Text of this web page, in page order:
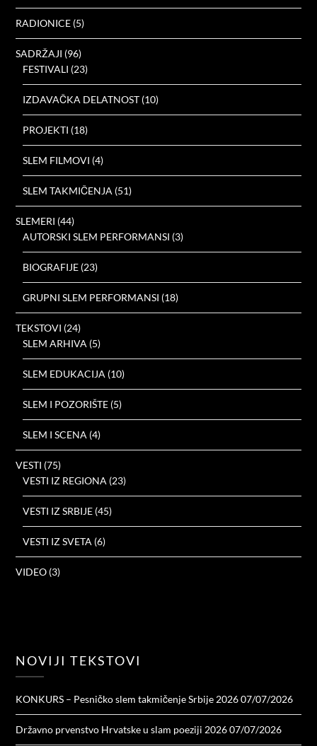
RADIONICE (5)
SADRŽAJI (96)
FESTIVALI (23)
IZDAVAČKA DELATNOST (10)
PROJEKTI (18)
SLEM FILMOVI (4)
SLEM TAKMIČENJA (51)
SLEMERI (44)
AUTORSKI SLEM PERFORMANSI (3)
BIOGRAFIJE (23)
GRUPNI SLEM PERFORMANSI (18)
TEKSTOVI (24)
SLEM ARHIVA (5)
SLEM EDUKACIJA (10)
SLEM I POZORIŠTE (5)
SLEM I SCENA (4)
VESTI (75)
VESTI IZ REGIONA (23)
VESTI IZ SRBIJE (45)
VESTI IZ SVETA (6)
VIDEO (3)
NOVIJI TEKSTOVI
KONKURS – Pesničko slem takmičenje Srbije 2026 07/07/2026
Državno prvenstvo Hrvatske u slam poeziji 2026 07/07/2026